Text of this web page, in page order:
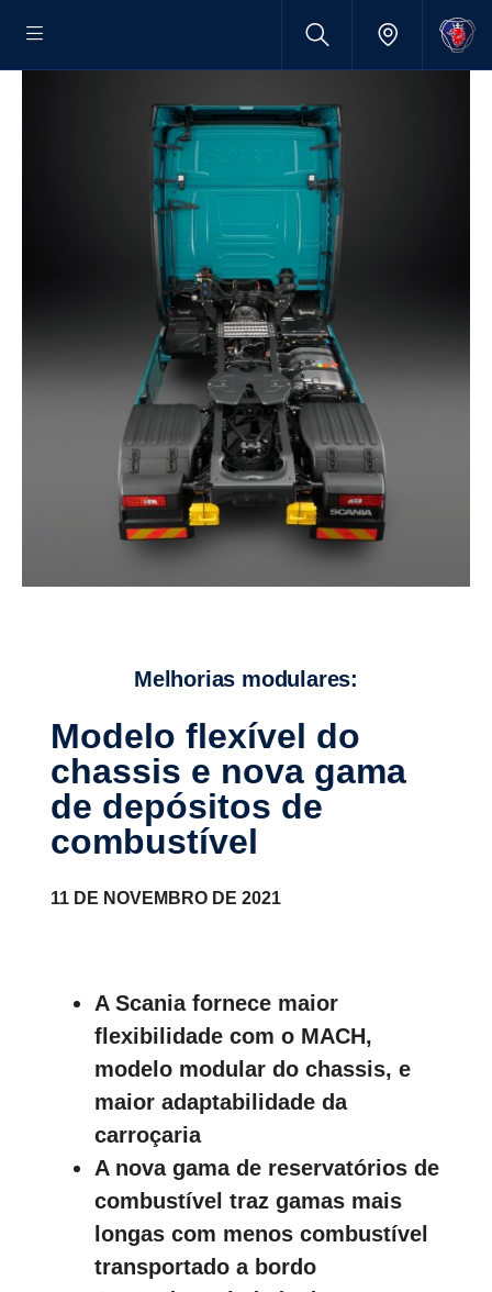
Melhorias modulares:
Modelo flexível do
chassis e nova gama
de depósitos de
combus­tível
11 DE NOVEMBRO DE 2021
A Scania fornece maior
flexibilidade com o MACH,
modelo modular do chassis, e
maior adaptabilidade da
carroçaria
A nova gama de reservatórios de
combustível traz gamas mais
longas com menos combustível
transportado a bordo